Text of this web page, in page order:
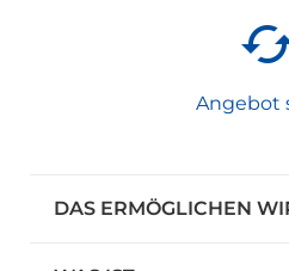
Angebot
DAS ERMÖGLICHEN